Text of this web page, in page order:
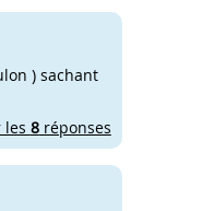
) sachant
les 8réponses